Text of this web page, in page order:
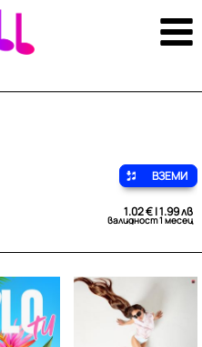
ВЗЕМИ
1.02 € | 1.99 лв
валидност 1 месец